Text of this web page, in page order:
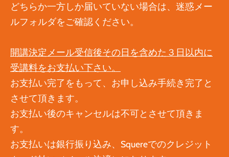
どちらか一方しか届いていない場合は、迷惑メー
ルフォルダをご確認ください。
開講決定メール受信後その日を含めた３日以内に
受講料をお支払い下さい。
お支払い完了をもって、お申し込み手続き完了と
させて頂きます。
お支払い後のキャンセルは不可とさせて頂きま
す。
お支払いは銀行振り込み、Squereでのクレジット